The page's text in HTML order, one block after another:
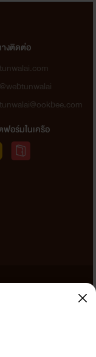
งติดต่อ
tunwalai.com
@webtunwalai
tunwalai@ookbee.com
อร์มในเครือ
งนั้นผู้อ่านทุกท่านโปรดใช้
ขัดต่อกฎหมายและศีลธรรม
ทันที ทั้งนี้ ทางเว็บไซต์ขอสงวน